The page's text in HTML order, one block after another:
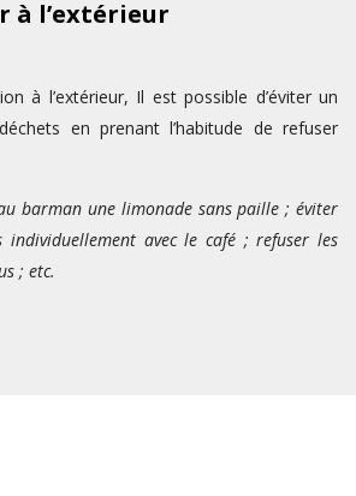
à l’extérieur
à l’extérieur, Il est possible d’éviter un
en prenant l’habitude de refuser
barman une limonade sans paille ; éviter
individuellement avec le café ; refuser les
; etc.